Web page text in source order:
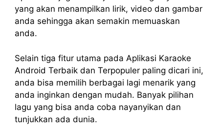
yang akan menampilkan lirik, video dan gambar
anda sehingga akan semakin memuaskan
anda.
Selain tiga fitur utama pada Aplikasi Karaoke
Android Terbaik dan Terpopuler paling dicari ini,
anda bisa memilih berbagai lagi menarik yang
anda inginkan dengan mudah. Banyak pilihan
lagu yang bisa anda coba nayanyikan dan
tunjukkan ada dunia.